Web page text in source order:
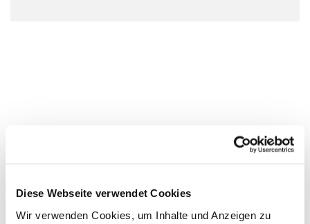
Diese Webseite verwendet Cookies
Wir verwenden Cookies, um Inhalte und Anzeigen zu